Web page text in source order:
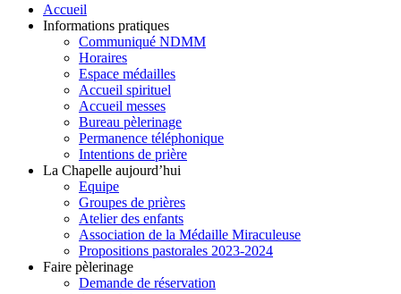
Accueil
Informations pratiques
Communiqué NDMM
Horaires
Espace médailles
Accueil spirituel
Accueil messes
Bureau pèlerinage
Permanence téléphonique
Intentions de prière
La Chapelle aujourd’hui
Equipe
Groupes de prières
Atelier des enfants
Association de la Médaille Miraculeuse
Propositions pastorales 2023-2024
Faire pèlerinage
Demande de réservation